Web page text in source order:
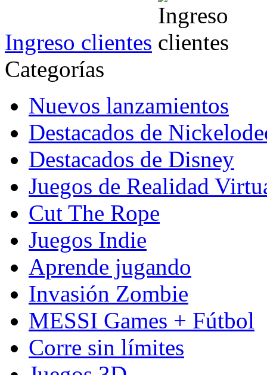
Ingreso clientes
Categorías
Nuevos lanzamientos
Destacados de
Destacados de Disney
Juegos de Realidad
Cut The Rope
Juegos Indie
Aprende jugando
Invasión Zombie
MESSI Games + Fútbol
Corre sin límites